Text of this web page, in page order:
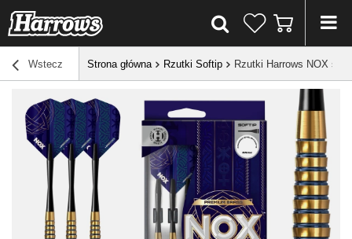
Wstecz Strona główna Rzutki Softip Rzutki Harrows NOX